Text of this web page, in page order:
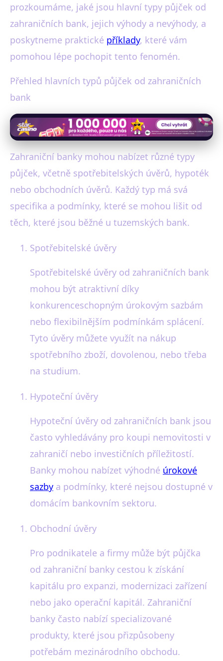
prozkoumáme, jaké jsou hlavní typy půjček od
zahraničních bank, jejich výhody a nevýhody, a
poskytneme praktické příklady, které vám
pomohou lépe pochopit tento fenomén.
Přehled hlavních typů půjček od zahraničních
bank
Zahraniční banky mohou nabízet různé typy
půjček, včetně spotřebitelských úvěrů, hypoték
nebo obchodních úvěrů. Každý typ má svá
specifika a podmínky, které se mohou lišit od
těch, které jsou běžné u tuzemských bank.
Spotřebitelské úvěry
Spotřebitelské úvěry od zahraničních bank
mohou být atraktivní díky
konkurenceschopným úrokovým sazbám
nebo flexibilnějším podmínkám splácení.
Tyto úvěry můžete využít na nákup
spotřebního zboží, dovolenou, nebo třeba
na studium.
Hypoteční úvěry
Hypoteční úvěry od zahraničních bank jsou
často vyhledávány pro koupi nemovitosti v
zahraničí nebo investičních příležitostí.
Banky mohou nabízet výhodné úrokové
sazby a podmínky, které nejsou dostupné v
domácím bankovním sektoru.
Obchodní úvěry
Pro podnikatele a firmy může být půjčka
od zahraniční banky cestou k získání
kapitálu pro expanzi, modernizaci zařízení
nebo jako operační kapitál. Zahraniční
banky často nabízí specializované
produkty, které jsou přizpůsobeny
potřebám mezinárodního obchodu.